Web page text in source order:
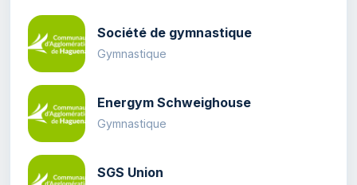
Société de gymnastique
Gymnastique
Energym Schweighouse
Gymnastique
SGS Union